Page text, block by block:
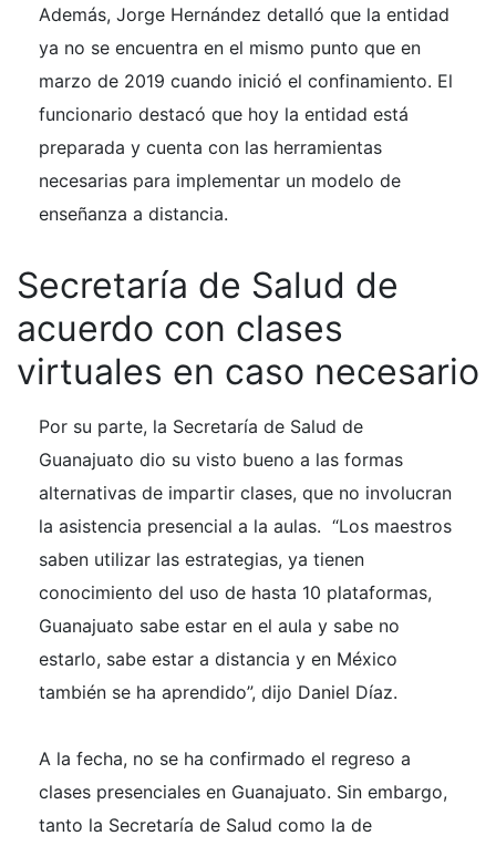
Además, Jorge Hernández detalló que la entidad
ya no se encuentra en el mismo punto que en
marzo de 2019 cuando inició el confinamiento. El
funcionario destacó que hoy la entidad está
preparada y cuenta con las herramientas
necesarias para implementar un modelo de
enseñanza a distancia.
Secretaría de Salud de
acuerdo con clases
virtuales en caso necesario
Por su parte, la Secretaría de Salud de
Guanajuato dio su visto bueno a las formas
alternativas de impartir clases, que no involucran
la asistencia presencial a la aulas. “Los maestros
saben utilizar las estrategias, ya tienen
conocimiento del uso de hasta 10 plataformas,
Guanajuato sabe estar en el aula y sabe no
estarlo, sabe estar a distancia y en México
también se ha aprendido”, dijo Daniel Díaz.
A la fecha, no se ha confirmado el regreso a
clases presenciales en Guanajuato. Sin embargo,
tanto la Secretaría de Salud como la de